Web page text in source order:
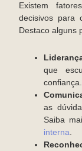
Existem
decisivos para
Destaco alguns
que
confiança.
as
Saiba
interna